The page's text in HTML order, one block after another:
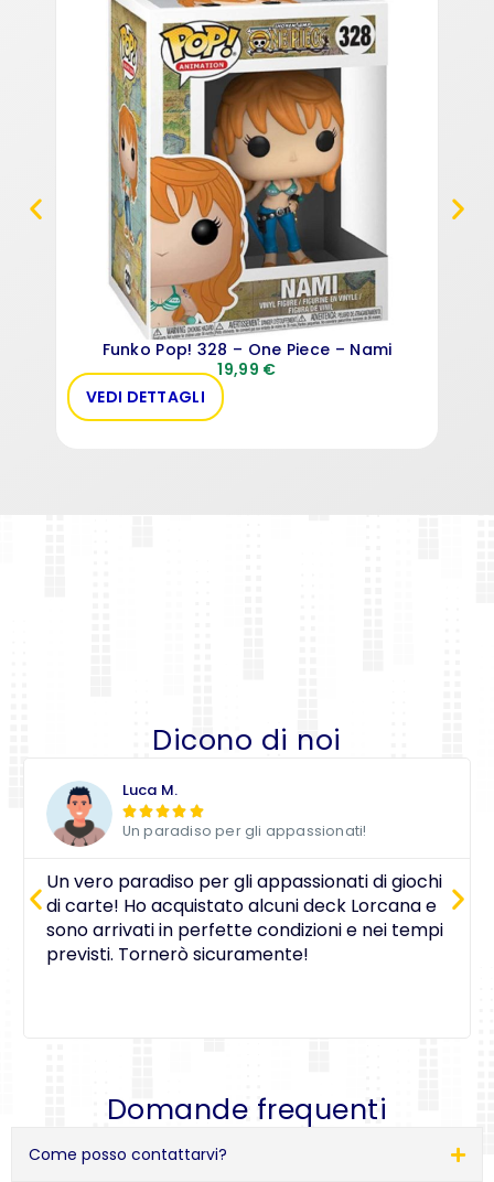
Funko Pop! 328 – One Piece – Nami
19,99 €
VEDI DETTAGLI
Dicono di noi
Luca M.
 
Un paradiso per gli appassionati!
Un vero paradiso per gli appassionati di giochi
di carte! Ho acquistato alcuni deck Lorcana e
sono arrivati in perfette condizioni e nei tempi
previsti. Tornerò sicuramente!
Domande frequenti
Come posso contattarvi?